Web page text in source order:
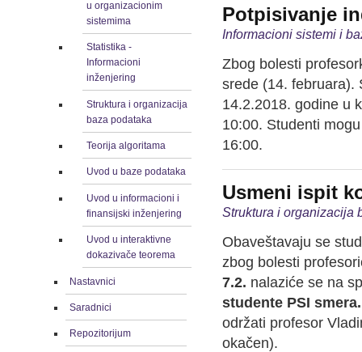
u organizacionim
sistemima
Statistika -
Informacioni
inženjering
Struktura i organizacija
baza podataka
Teorija algoritama
Uvod u baze podataka
Uvod u informacioni i
finansijski inženjering
Uvod u interaktivne
dokazivače teorema
Nastavnici
Saradnici
Repozitorijum
Potpisivanje
Informacioni sistemi i
Zbog bolesti
srede (14. februara).
14.2.2018. godine u
10:00. Studenti
16:00.
Usmeni ispit
Struktura i organizacija
Obaveštavaju se
zbog bolesti
7.2. nalaziće se na
studente PSI
održati profesor
okačen).